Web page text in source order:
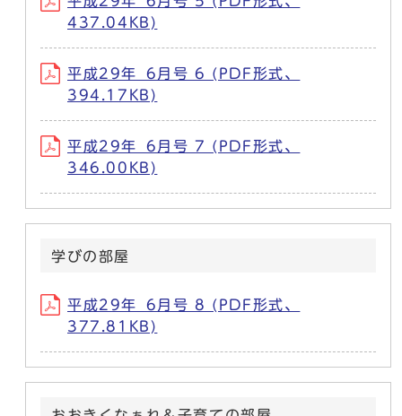
437.04KB)
平成29年_6月号 6 (PDF形式、
394.17KB)
平成29年_6月号 7 (PDF形式、
346.00KB)
学びの部屋
平成29年_6月号 8 (PDF形式、
377.81KB)